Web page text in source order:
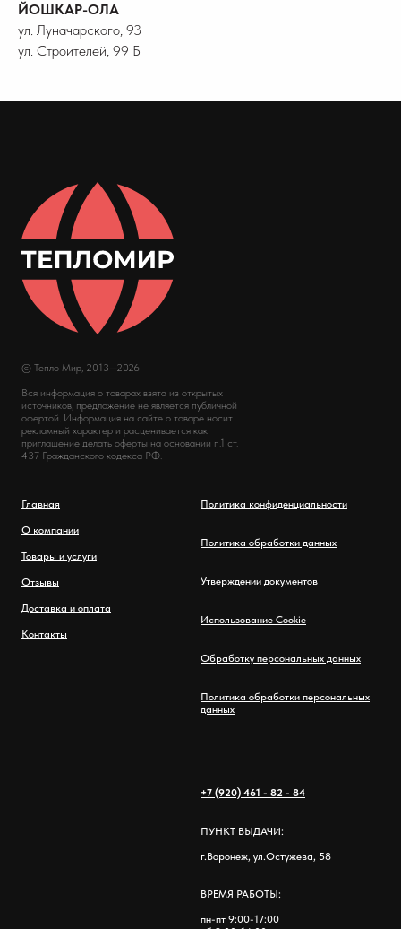
ЙОШКАР-ОЛА
ул. Луначарского, 93
ул. Строителей, 99 Б
© Тепло Мир, 2013—2026
Вся информация о товарах взята из открытых
источников, предложение не является публичной
офертой. Информация на сайте о товаре носит
рекламный характер и расценивается как
приглашение делать оферты на основании п.1 ст.
437 Гражданского кодекса РФ.
Главная
О компании
Товары и услуги
Отзывы
Доставка и оплата
Контакты
Политика конфиденциальности
Политика обработки данных
Утверждении документов
Использование Cookie
Обработку персональных данных
Политика обработки персональных
данных
+7 (920) 461 - 82 - 84
ПУНКТ ВЫДАЧИ:
г.Воронеж, ул.Остужева, 58
ВРЕМЯ РАБОТЫ:
пн-пт 9:00-17:00